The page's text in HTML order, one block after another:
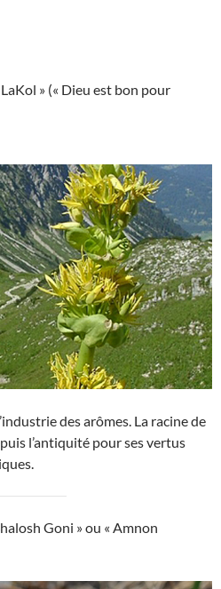
» (« Dieu est bon pour
des arômes. La racine de
l’antiquité pour ses vertus
Goni » ou « Amnon